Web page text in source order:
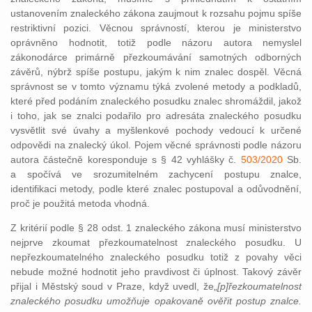
ustanovením znaleckého zákona zaujmout k rozsahu pojmu spíše
restriktivní pozici. Věcnou správností, kterou je ministerstvo
oprávněno hodnotit, totiž podle názoru autora nemyslel
zákonodárce primárně přezkoumávání samotných odborných
závěrů, nýbrž spíše postupu, jakým k nim znalec dospěl. Věcná
správnost se v tomto významu týká zvolené metody a podkladů,
které před podáním znaleckého posudku znalec shromáždil, jakož
i toho, jak se znalci podařilo pro adresáta znaleckého posudku
vysvětlit své úvahy a myšlenkové pochody vedoucí k určené
odpovědi na znalecký úkol. Pojem věcné správnosti podle názoru
autora částečně koresponduje s § 42 vyhlášky č. 503/2020Sb.
a spočívá ve srozumitelném zachycení postupu znalce,
identifikaci metody, podle které znalec postupoval a odůvodnění,
proč je použitá metoda vhodná.
Z kritérií podle § 28 odst. 1 znaleckého zákona musí ministerstvo
nejprve zkoumat přezkoumatelnost znaleckého posudku. U
nepřezkoumatelného znaleckého posudku totiž z povahy věci
nebude možné hodnotit jeho pravdivost či úplnost. Takový závěr
přijal i Městský soud v Praze, když uvedl, že„ [p]řezkoumatelnost
znaleckého posudku umožňuje opakovaně ověřit postup znalce.